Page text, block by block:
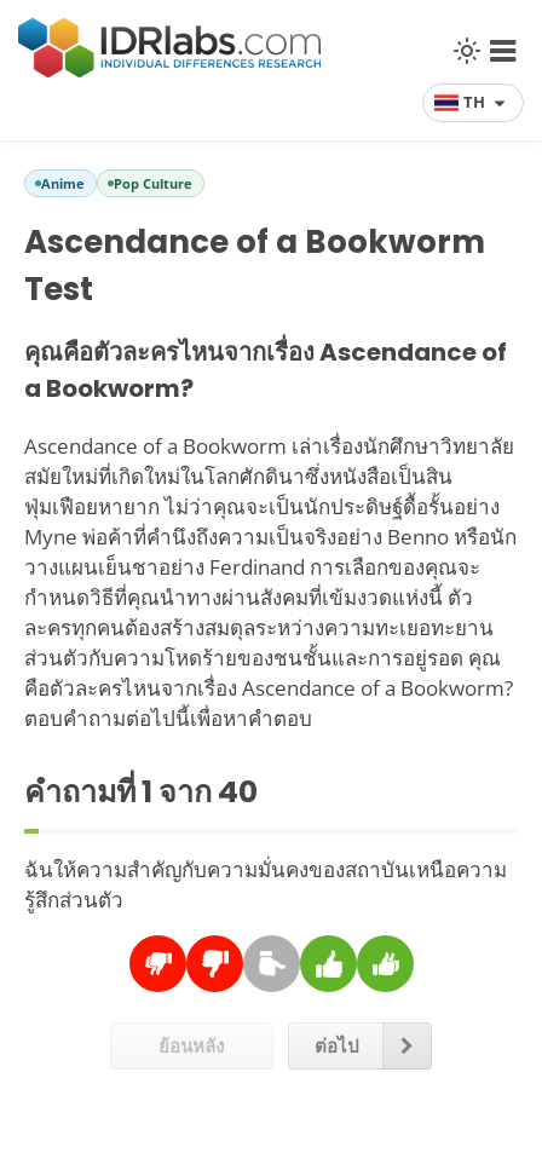
TH
Anime Pop Culture
Ascendance of a Bookworm
Test
คุณคือตัวละครไหนจากเรื่อง Ascendance of
a Bookworm?
Ascendance of a Bookworm เล่าเรื่องนักศึกษาวิทยาลัย
สมัยใหม่ที่เกิดใหม่ในโลกศักดินาซึ่งหนังสือเป็นสิน
ฟุ่มเฟือยหายาก ไม่ว่าคุณจะเป็นนักประดิษฐ์ดื้อรั้นอย่าง
Myne พ่อค้าที่คำนึงถึงความเป็นจริงอย่าง Benno หรือนัก
วางแผนเย็นชาอย่าง Ferdinand การเลือกของคุณจะ
กำหนดวิธีที่คุณนำทางผ่านสังคมที่เข้มงวดแห่งนี้ ตัว
ละครทุกคนต้องสร้างสมดุลระหว่างความทะเยอทะยาน
ส่วนตัวกับความโหดร้ายของชนชั้นและการอยู่รอด คุณ
คือตัวละครไหนจากเรื่อง Ascendance of a Bookworm?
ตอบคำถามต่อไปนี้เพื่อหาคำตอบ
คำถามที่1 จาก 40
ฉันให้ความสำคัญกับความมั่นคงของสถาบันเหนือความ
รู้สึกส่วนตัว
ย้อนหลัง ต่อไป